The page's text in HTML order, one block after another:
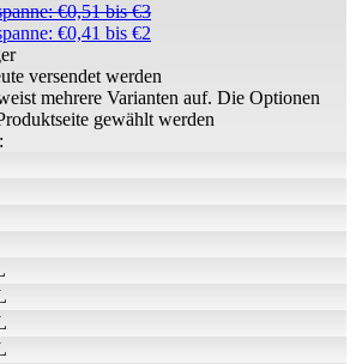
€0,51 bis €3
€0,41 bis €2
versendet werden
mehrere Varianten auf. Die Optionen
gewählt werden